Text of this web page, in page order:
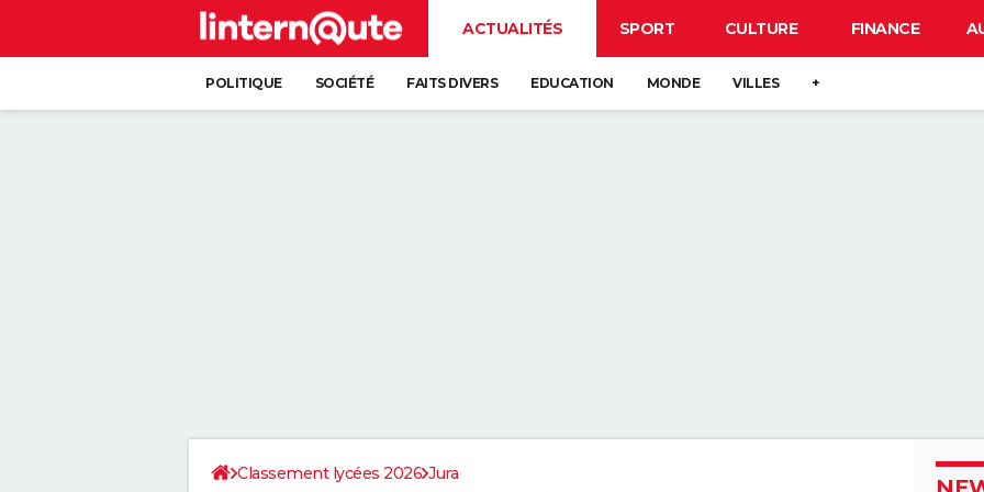
ACTUALITÉS SPORT CULTURE FINANCE
POLITIQUE SOCIÉTÉ FAITS DIVERS EDUCATION MONDE VILLES +
Classement lycées 2026 Jura